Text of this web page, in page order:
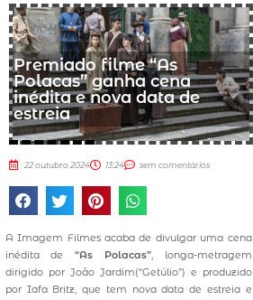
Premiado filme “As
Polacas” ganha cena
inédita e nova data de
estreia
22 outubro 2024 13:24 sem comentários
A Imagem Filmes acaba de divulgar uma cena
inédita de
“As Polacas”, longa-metragem
dirigido por João Jardim(“Getúlio”) e produzido
por Iafa Britz, que tem nova data de estreia e